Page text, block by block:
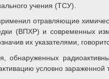
учения (ТСУ).
отравляющие
(ВПХР) и современных
их указателями,
обнаруженных
условно зараженной